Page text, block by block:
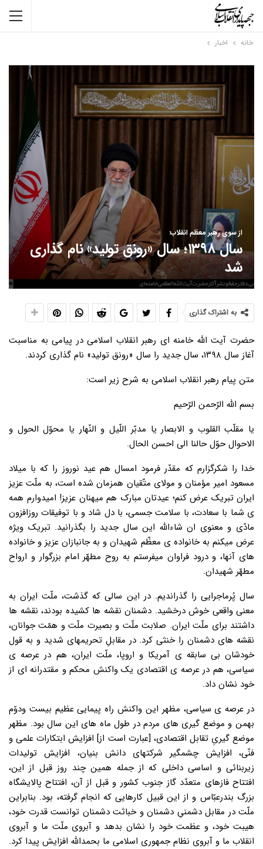
خانه اخبار
از سوی رهبر معظم انقلاب:
سال ۱۳۹۸؛ سال «رونق تولید» نام گذاری
شد
به اشتراک گذاری
حضرت آیت الله خامنه ای رهبر انقلاب اسلامی در پیامی به مناسبت
آغاز سال ۱۳۹۸، سال جدید را سال «رونق تولید» نام گذاری کردند.
متن پیام رهبر انقلاب اسلامی به شرح زیر است:
بسم الله الرّحمن الرّحیم
یا مقلّب القلوب و الابصار یا مدبّر اللّیل و النّهار یا محوّل الحول و
الاحوال حوّل حالنا الی احسن الحال.
خدا را شکرگزارم که مقدّر فرمود امسال هم عید نوروز را که با میلاد
مسعود امیر مؤمنان و مولای متّقیان همزمان شده است، به ملّت عزیز
ایران تبریک عرض کنم؛ عیدتان مبارک هم میهنان عزیز! امیدوارم همه
ی شما با سعادت، با سلامت جسمی، با دل شاد و با توفیقات روزافزون
مادّی و معنوی ان شاءالله این سال جدید را بگذرانید. تبریک ویژه
عرض میکنم به خانواده ی معظّم شهیدان و به جانبازان عزیز و خانواده
های آنها، و درود فراوان میفرستم به روح مطهّر امام بزرگوار و ارواح
مطهّر شهیدان.
سال پُرماجرایی را گذراندیم. در این سالی که گذشت، ملّت ایران به
معنی واقعی خوش درخشید. دشمنان نقشه ها کشیده بودند، نقشه ها
داشتند برای ملّت ایران. صلابت ملّت و بصیرت ملّت و همّت جوانان،
نقشه های دشمنان را خنثی کرد. در مقابلِ تحریمهای شدید و به قول
خودشان بی سابقه ی آمریکا و اروپا، ملّت ایران، هم در عرصه ی
سیاسی، هم در عرصه ی اقتصادی یک واکنش محکم و مقتدرانه ای از
خود نشان داد.
در عرصه ی سیاسی، مظهر این واکنش راه پیمایی عظیم بیست ودوّم
بهمن و موضع گیری های مردم در طول ماه های این سال بود. مظهر
موضع گیریِ تقابل اقتصادی، [عبارت است از] افزایش ابتکارات علمی و
فنّی، افزایش چشمگیر شرکتهای دانش بنیان، افزایش تولیدات
زیربنائی و اساسی داخلی که از جمله همین چند روز قبل از این،
افتتاح فازهای متعدّد گاز جنوب کشور و قبل از آن، افتتاح پالایشگاه
بزرگ بندرعبّاس و از این قبیل کارهایی که انجام گرفته، بود. بنابراین
ملّت در مقابل دشمنیِ دشمنان و خباثت دشمنان توانست قدرت خود،
هیبت خود، و عظمت خود را نشان بدهد و آبروی ملّت ما و آبروی
انقلاب ما و آبروی نظام جمهوری اسلامی ما بحمدالله افزایش پیدا کرد.